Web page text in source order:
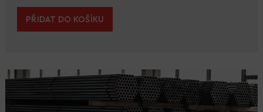
PŘIDAT DO KOŠÍKU